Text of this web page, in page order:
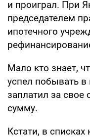
и проиграл. При
председателем
ипотечного
Мало кто знает,
успел побывать
заплатил за
сумму.
Кстати, в